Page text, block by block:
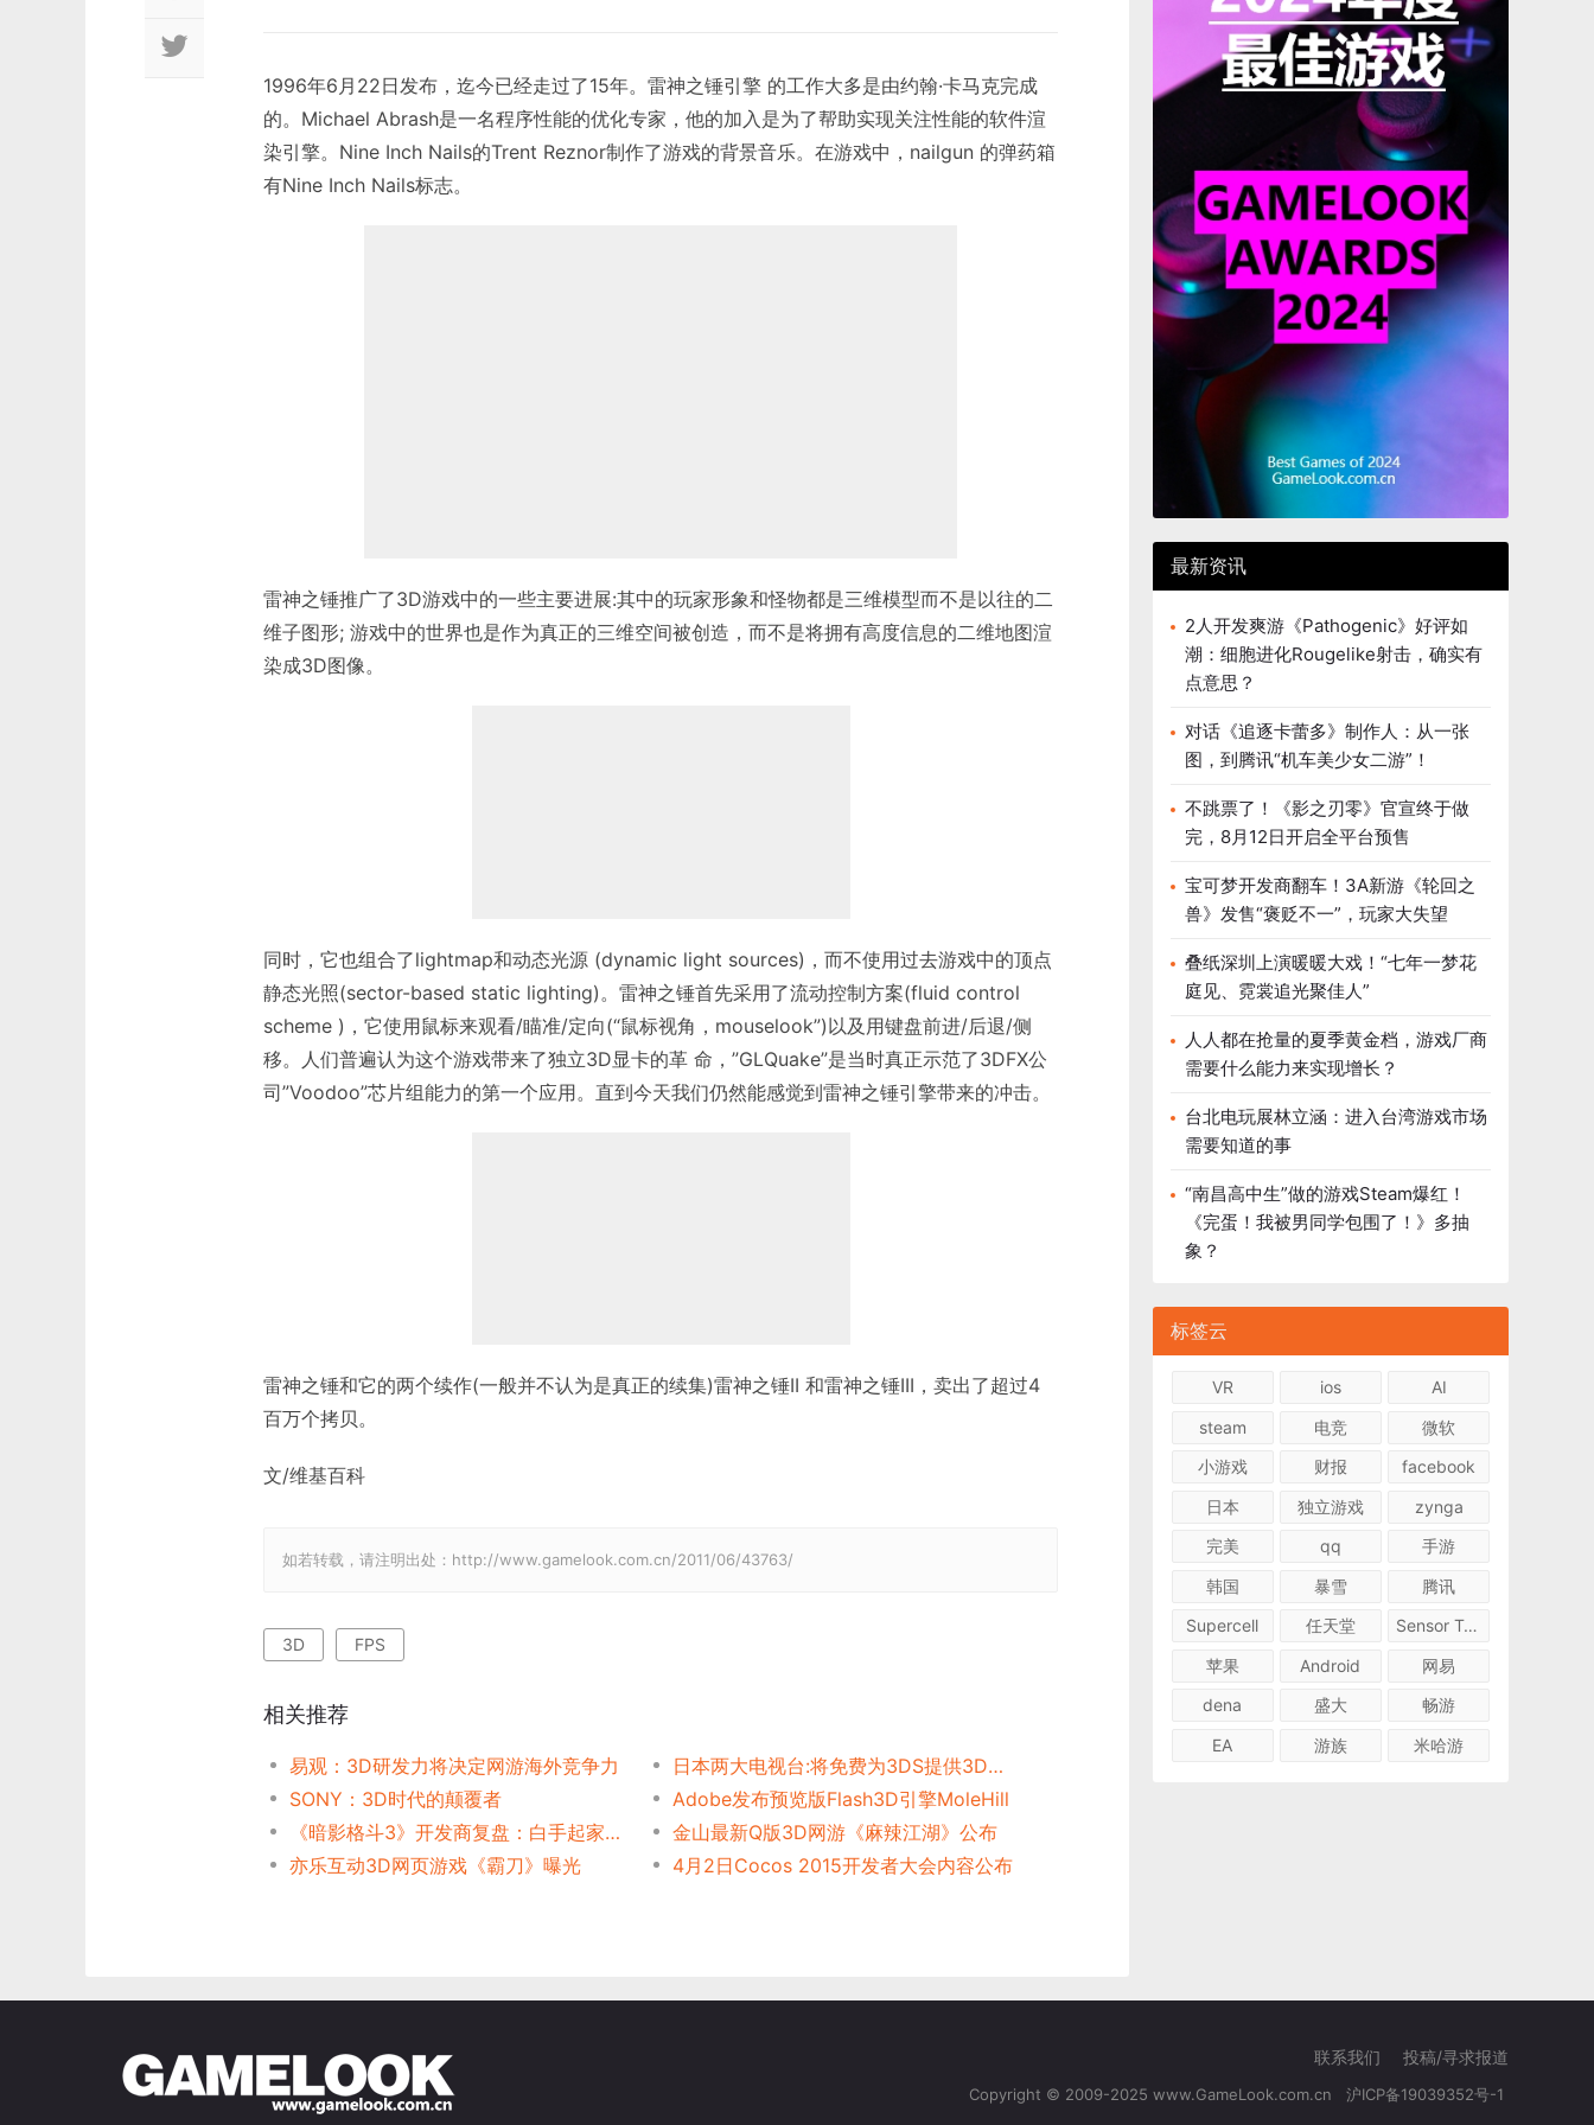
1996年6月22日发布，迄今已经走过了15年。雷神之锤引擎 的工作大多是由约翰·卡马克完成
的。Michael Abrash是一名程序性能的优化专家，他的加入是为了帮助实现关注性能的软件渲
染引擎。Nine Inch Nails的Trent Reznor制作了游戏的背景音乐。在游戏中，nailgun 的弹药箱
有Nine Inch Nails标志。
雷神之锤推广了3D游戏中的一些主要进展:其中的玩家形象和怪物都是三维模型而不是以往的二
维子图形; 游戏中的世界也是作为真正的三维空间被创造，而不是将拥有高度信息的二维地图渲
染成3D图像。
同时，它也组合了lightmap和动态光源 (dynamic light sources)，而不使用过去游戏中的顶点
静态光照(sector-based static lighting)。雷神之锤首先采用了流动控制方案(fluid control
scheme )，它使用鼠标来观看/瞄准/定向(“鼠标视角，mouselook”)以及用键盘前进/后退/侧
移。人们普遍认为这个游戏带来了独立3D显卡的革 命，”GLQuake”是当时真正示范了3DFX公
司”Voodoo”芯片组能力的第一个应用。直到今天我们仍然能感觉到雷神之锤引擎带来的冲击。
雷神之锤和它的两个续作(一般并不认为是真正的续集)雷神之锤II 和雷神之锤III，卖出了超过4
百万个拷贝。
文/维基百科
如若转载，请注明出处：http://www.gamelook.com.cn/2011/06/43763/
3D FPS
相关推荐
易观：3D研发力将决定网游海外竞争力
日本两大电视台:将免费为3DS提供3D影音
SONY：3D时代的颠覆者
Adobe发布预览版Flash3D引擎MoleHill
《暗影格斗3》开发商复盘：白手起家，缔造最成功格斗IP
金山最新Q版3D网游《麻辣江湖》公布
亦乐互动3D网页游戏《霸刀》曝光
4月2日Cocos 2015开发者大会内容公布
最新资讯
2人开发爽游《Pathogenic》好评如
潮：细胞进化Rougelike射击，确实有
点意思？
对话《追逐卡蕾多》制作人：从一张
图，到腾讯“机车美少女二游”！
不跳票了！《影之刃零》官宣终于做
完，8月12日开启全平台预售
宝可梦开发商翻车！3A新游《轮回之
兽》发售“褒贬不一”，玩家大失望
叠纸深圳上演暖暖大戏！“七年一梦花
庭见、霓裳追光聚佳人”
人人都在抢量的夏季黄金档，游戏厂商
需要什么能力来实现增长？
台北电玩展林立涵：进入台湾游戏市场
需要知道的事
“南昌高中生”做的游戏Steam爆红！
《完蛋！我被男同学包围了！》多抽
象？
标签云
VR ios
AI
steam
电竞
微软
小游戏
财报
facebook
日本
独立游戏
zynga
完美
qq
手游
韩国
暴雪
腾讯
Supercell
任天堂
Sensor Tower
苹果
Android
网易
dena
盛大
畅游
EA
游族 米哈游
联系我们 投稿/寻求报道
Copyright © 2009-2025 www.GameLook.com.cn 沪ICP备19039352号-1